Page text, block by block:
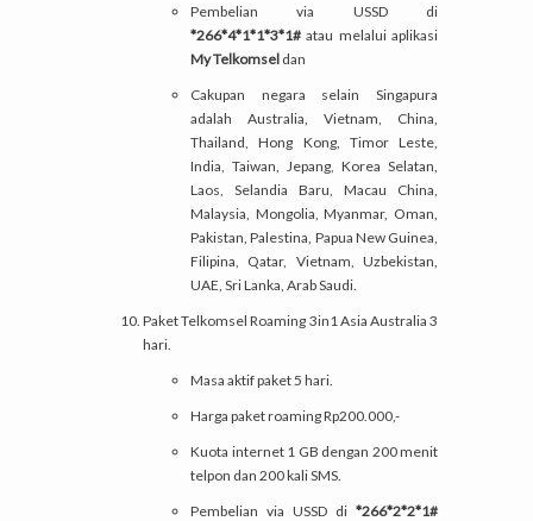
Pembelian via USSD di
*266*4*1*1*3*1#atau melalui aplikasi
My Telkomsel dan
Cakupan negara selain Singapura
adalah Australia, Vietnam, China,
Thailand, Hong Kong, Timor Leste,
India, Taiwan, Jepang, Korea Selatan,
Laos, Selandia Baru, Macau China,
Malaysia, Mongolia, Myanmar, Oman,
Pakistan, Palestina, Papua New Guinea,
Filipina, Qatar, Vietnam, Uzbekistan,
UAE, Sri Lanka, Arab Saudi.
Paket Telkomsel Roaming 3in1 Asia Australia 3
hari.
Masa aktif paket 5 hari.
Harga paket roaming Rp200.000,-
Kuota internet 1 GB dengan 200 menit
telpon dan 200 kali SMS.
Pembelian via USSD di *266*2*2*1#